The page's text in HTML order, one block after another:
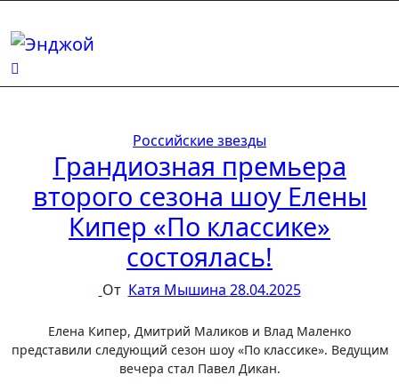
содержимому
Российские звезды
Грандиозная премьера
второго сезона шоу Елены
Кипер «По классике»
состоялась!
От Катя Мышина 28.04.2025
Елена Кипер, Дмитрий Маликов и Влад Маленко
представили следующий сезон шоу «По классике». Ведущим
вечера стал Павел Дикан.